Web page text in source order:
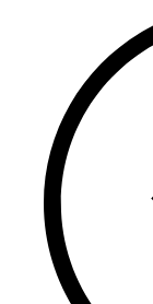
დახურული
კვების